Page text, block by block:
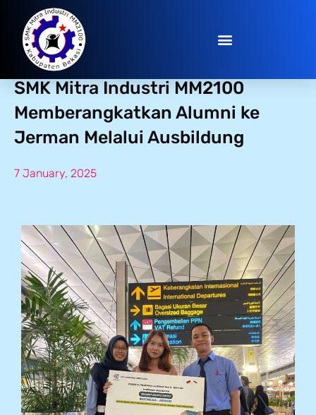
Program Ausbildung Jerman:
SMK Mitra Industri MM2100
Memberangkatkan Alumni ke
Jerman Melalui Ausbildung
7 January, 2025